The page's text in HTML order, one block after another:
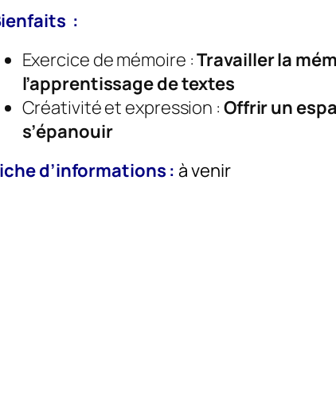
:
Exercice de mémoire :Travailler la
l’apprentissage de textes
Créativité et expression : Offrir un
s’épanouir
d’informations : à venir